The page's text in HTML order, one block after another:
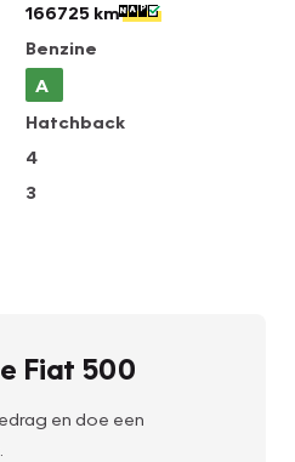
166725 km
Benzine
A
Hatchback
4
3
Fiat 500
en doe een